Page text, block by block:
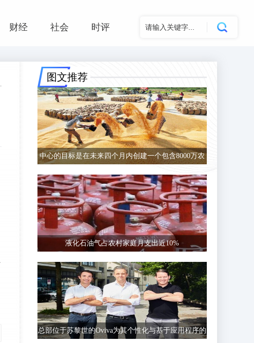
财经 社会 时评
图文推荐
中心的目标是在未来四个月内创建一个包含8000万农
液化石油气占农村家庭月支出近10%
总部位于苏黎世的Oviva为其个性化与基于应用程序的